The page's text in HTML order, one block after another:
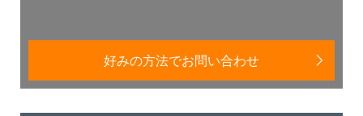
好みの方法でお問い合わせ